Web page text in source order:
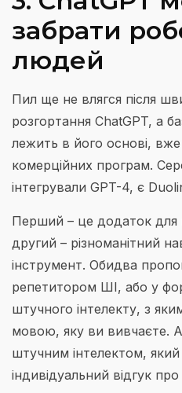
забрати
людей
Пил ще не влягся після
розгортання ChatGPT, а
лежить в його основі,
комерційних програм.
інтегрували GPT-4, є
Перший – це додаток для
другий – різноманітний
інструмент. Обидва
репетитором ШІ, або у
штучного інтелекту, з
мовою, яку ви вивчаєте.
штучним інтелектом,
індивідуальний відгук